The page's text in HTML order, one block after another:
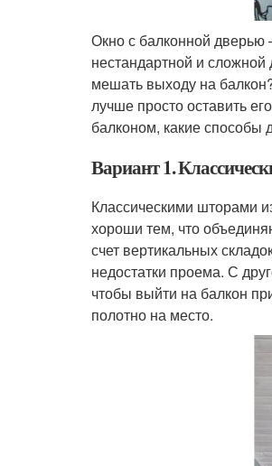
Окно с балконной дверью
нестандартной и
мешать выходу на
лучше просто оставить
балконом, какие способы
Вариант 1.
Классическими шторами
хороши тем, что
счет вертикальных
недостатки проема. С
чтобы выйти на балкон
полотно на место.